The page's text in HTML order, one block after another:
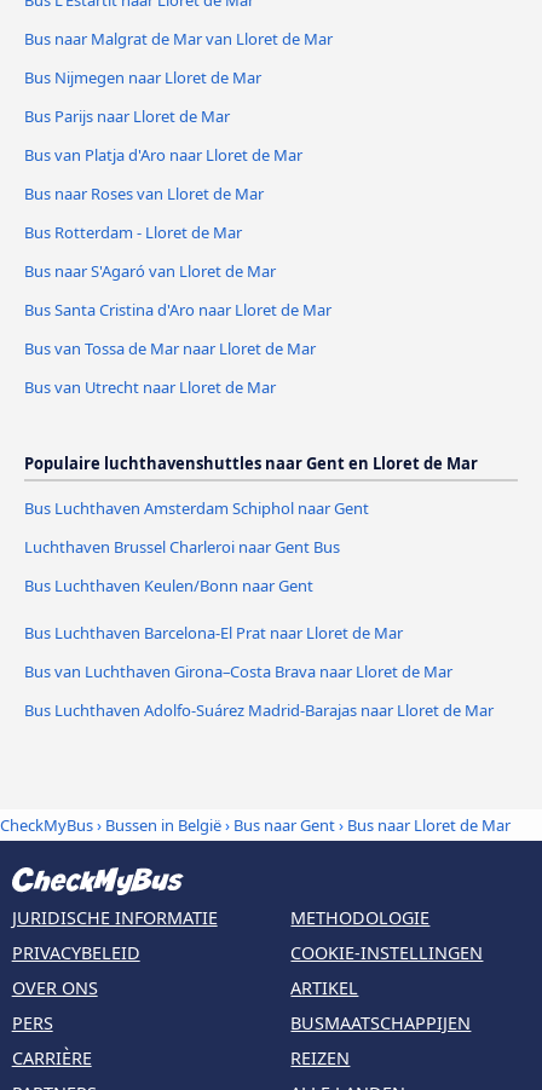
Bus naar Malgrat de Mar van Lloret de Mar
Bus Nijmegen naar Lloret de Mar
Bus Parijs naar Lloret de Mar
Bus van Platja d'Aro naar Lloret de Mar
Bus naar Roses van Lloret de Mar
Bus Rotterdam - Lloret de Mar
Bus naar S'Agaró van Lloret de Mar
Bus Santa Cristina d'Aro naar Lloret de Mar
Bus van Tossa de Mar naar Lloret de Mar
Bus van Utrecht naar Lloret de Mar
Populaire luchthavenshuttles naar Gent en Lloret de Mar
Bus Luchthaven Amsterdam Schiphol naar Gent
Luchthaven Brussel Charleroi naar Gent Bus
Bus Luchthaven Keulen/Bonn naar Gent
Bus Luchthaven Barcelona-El Prat naar Lloret de Mar
Bus van Luchthaven Girona–Costa Brava naar Lloret de Mar
Bus Luchthaven Adolfo-Suárez Madrid-Barajas naar Lloret de Mar
CheckMyBus› Bussen in België› Bus naar Gent› Bus naar Lloret de Mar
JURIDISCHE INFORMATIE
PRIVACYBELEID
OVER ONS
PERS
CARRIÈRE
METHODOLOGIE
COOKIE-INSTELLINGEN
ARTIKEL
BUSMAATSCHAPPIJEN
REIZEN